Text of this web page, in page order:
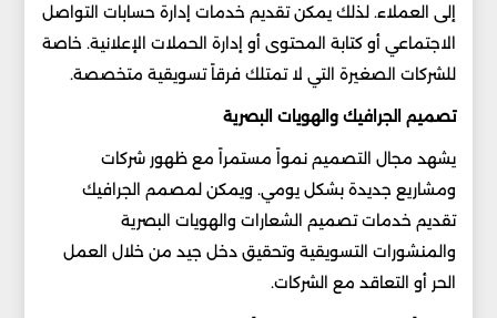
إلى العملاء. لذلك يمكن تقديم خدمات إدارة حسابات التواصل
الاجتماعي أو كتابة المحتوى أو إدارة الحملات الإعلانية. خاصة
للشركات الصغيرة التي لا تمتلك فرقاً تسويقية متخصصة.
تصميم الجرافيك والهويات البصرية
يشهد مجال التصميم نمواً مستمراً مع ظهور شركات
ومشاريع جديدة بشكل يومي. ويمكن لمصمم الجرافيك
تقديم خدمات تصميم الشعارات والهويات البصرية
والمنشورات التسويقية وتحقيق دخل جيد من خلال العمل
الحر أو التعاقد مع الشركات.